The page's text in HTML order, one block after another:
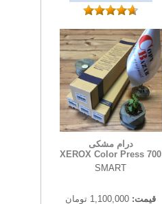
درام مشکی
XEROX Color Press 700
SMART
قیمت: 1,100,000 تومان